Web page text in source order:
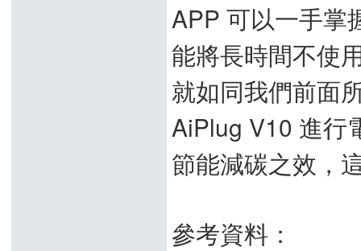
APP 可以一手掌
能將長時間不使
就如同我們前面
AiPlug V10 進行
節能減碳之效，
參考資料：